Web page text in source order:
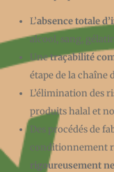
L’absence totale
alcool, sang,
Unetraçabilité
étape de la chaîne
L’élimination des
produits halal et
Des procédés de
conditionnement
rigoureusement